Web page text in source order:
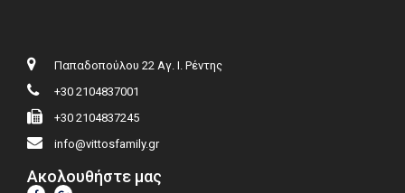
Παπαδοπούλου 22 Αγ. Ι. Ρέντης
+30 2104837001
+30 2104837245
info@vittosfamily.gr
Ακολουθήστε μας